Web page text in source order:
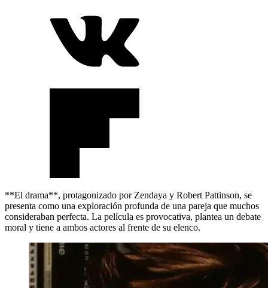
**El drama**, protagonizado por Zendaya y Robert Pattinson, se
presenta como una exploración profunda de una pareja que muchos
consideraban perfecta. La película es provocativa, plantea un debate
moral y tiene a ambos actores al frente de su elenco.